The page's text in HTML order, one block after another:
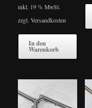
inkl. 19 % MwSt.
zzgl. Versandkosten
In den
Warenkorb